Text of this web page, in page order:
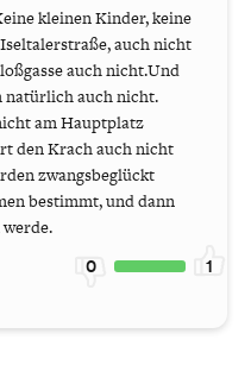
kleinen Kinder, keine
auch nicht
auch nicht.Und
natürlich auch nicht.
am Hauptplatz
den Krach auch nicht
zwangsbeglückt
bestimmt, und dann
0 1